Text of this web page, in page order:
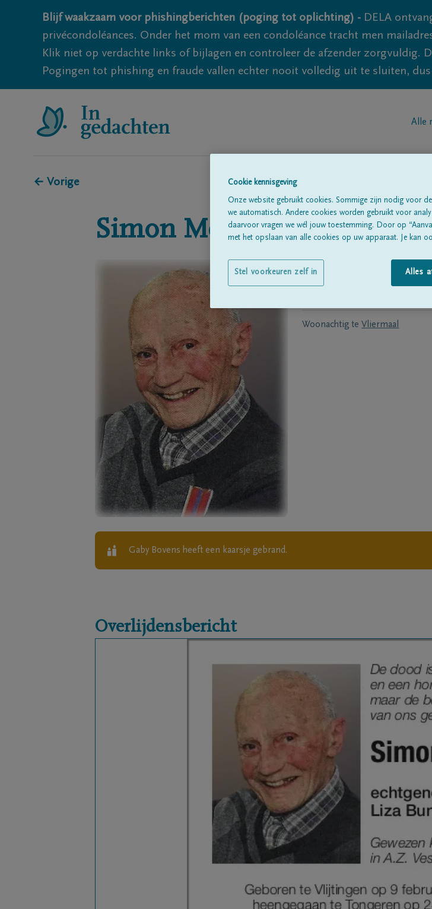
Blijf waakzaam voor phishingberichten (poging tot oplichting) - DELA
privécondoléances. Onder het mom van een condoléance tracht men
Klik niet op verdachte links of bijlagen en controleer de afzender zorgvuldig.
Pogingen tot phishing en fraude vallen echter nooit volledig uit te sluiten, dus
Alle
← Vorige
Simon Mengels
Geboren te 09/02/
Woonachtig te Vliermaal
Gaby Bovens heeft een kaarsje gebrand.
Overlijdensbericht
Cookie kennisgeving
Onze website gebruikt cookies. Sommige zijn nodig voor
we automatisch. Andere cookies worden gebruikt voor
daarvoor vragen we wél jouw toestemming. Door op
met het opslaan van alle cookies op uw apparaat. Je kan
Alles
Stel voorkeuren zelf in